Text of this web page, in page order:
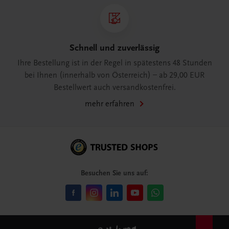
Schnell und zuverlässig
Ihre Bestellung ist in der Regel in spätestens 48 Stunden
bei Ihnen (innerhalb von Österreich) – ab 29,00 EUR
Bestellwert auch versandkostenfrei.
mehr erfahren
Besuchen Sie uns auf: